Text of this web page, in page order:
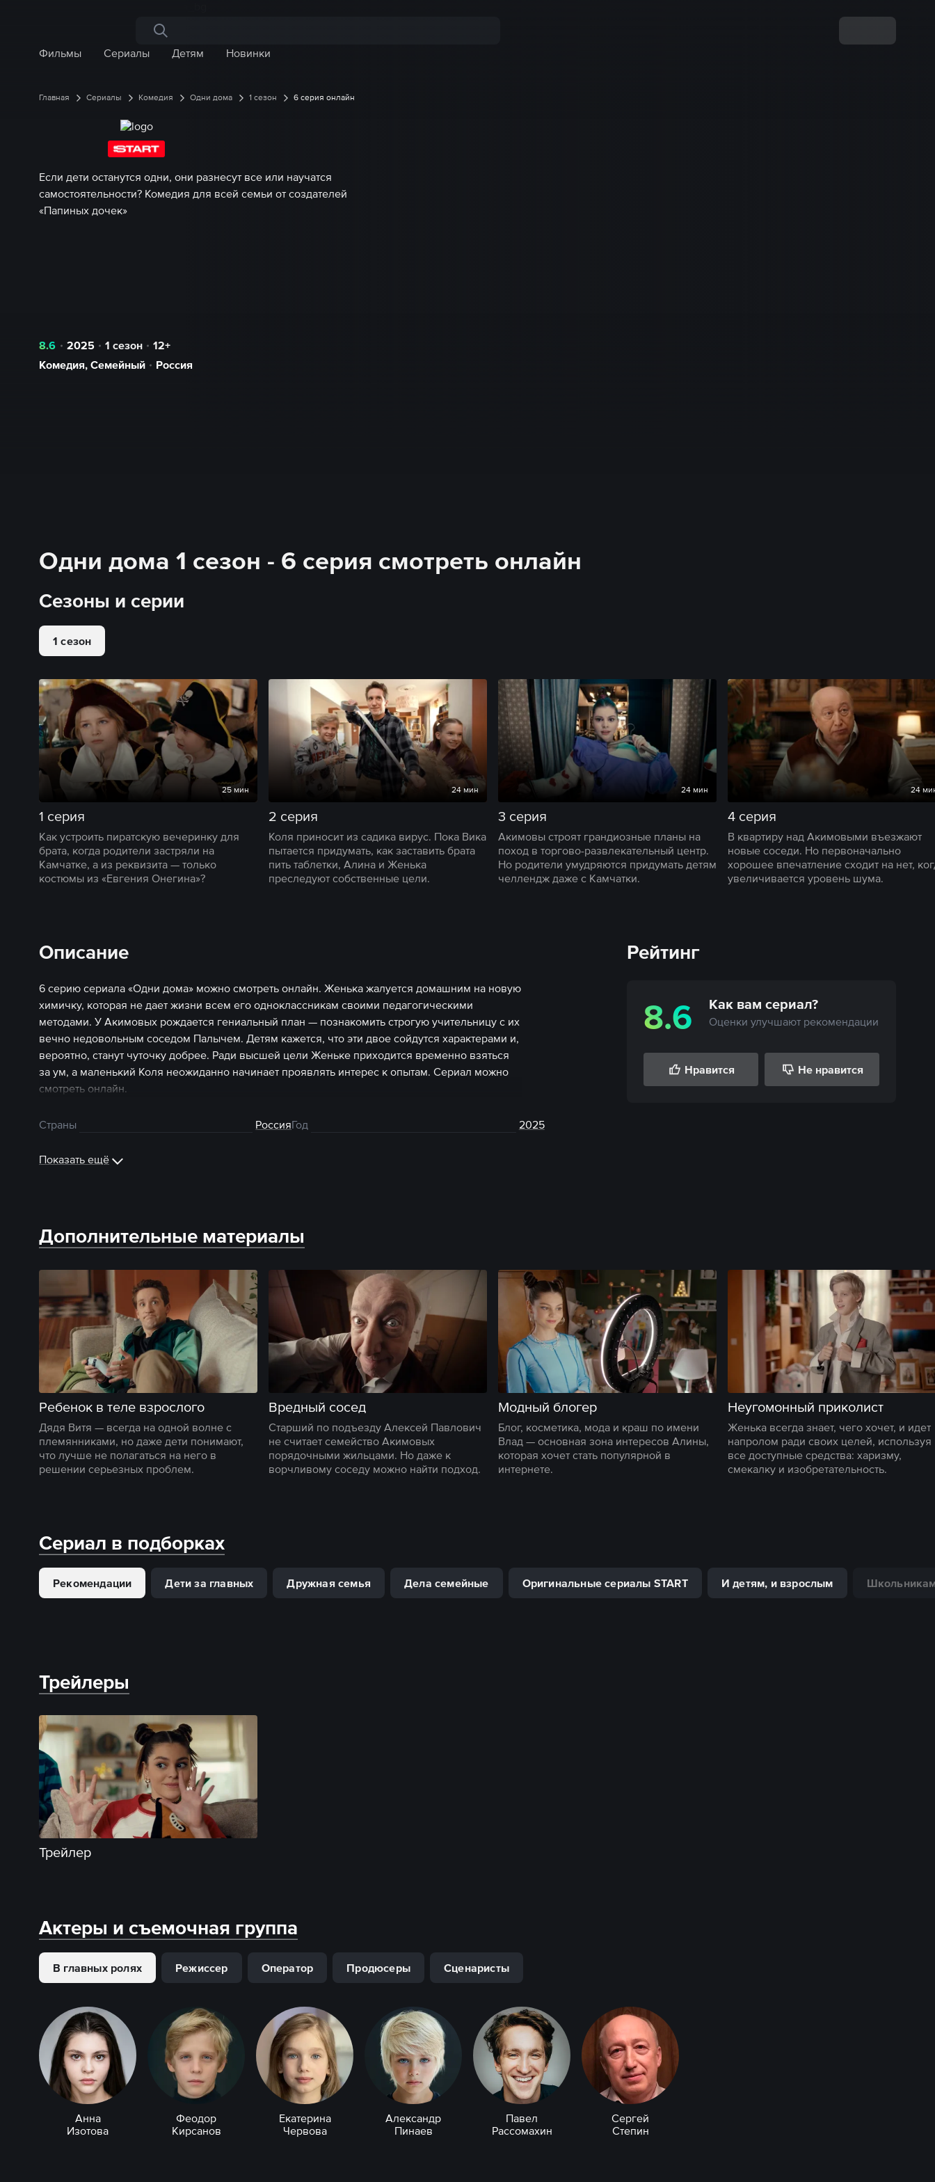
Поиск по сайту
Фильмы
Сериалы Детям Новинки
Главная Сериалы Комедия Одни дома 1 сезон 6 серия онлайн
Если дети останутся одни, они разнесут все или научатся
самостоятельности? Комедия для всей семьи от создателей
«Папиных дочек»
8.6 2025 1 сезон
12+
Комедия, Семейный Россия
Одни дома 1 сезон - 6 серия смотреть онлайн
Сезоны и серии
1 сезон
25 мин
1 серия
Как устроить пиратскую вечеринку для
брата, когда родители застряли на
Камчатке, а из реквизита — только
костюмы из «Евгения Онегина»?
24 мин
2 серия
Коля приносит из садика вирус. Пока Вика
пытается придумать, как заставить брата
пить таблетки, Алина и Женька
преследуют собственные цели.
24 мин
3 серия
Акимовы строят грандиозные планы на
поход в торгово-развлекательный центр.
Но родители умудряются придумать детям
челлендж даже с Камчатки.
24
4 серия
В квартиру над Акимовыми въезжают
новые соседи. Но первоначально
хорошее впечатление сходит на нет,
увеличивается уровень шума.
Описание
6 серию сериала «Одни дома» можно смотреть онлайн. Женька жалуется домашним на новую
химичку, которая не дает жизни всем его одноклассникам своими педагогическими
методами. У Акимовых рождается гениальный план — познакомить строгую учительницу с их
вечно недовольным соседом Палычем. Детям кажется, что эти двое сойдутся характерами и,
вероятно, станут чуточку добрее. Ради высшей цели Женьке приходится временно взяться
за ум, а маленький Коля неожиданно начинает проявлять интерес к опытам. Сериал можно
смотреть онлайн.
Страны РоссияГод 2025
Показать ещё
Рейтинг
8.6 Как вам сериал?
Оценки улучшают рекомендации
Нравится Не нравится
Дополнительные материалы
Ребенок в теле взрослого
Дядя Витя — всегда на одной волне с
племянниками, но даже дети понимают,
что лучше не полагаться на него в
решении серьезных проблем.
Вредный сосед
Старший по подъезду Алексей Павлович
не считает семейство Акимовых
порядочными жильцами. Но даже к
ворчливому соседу можно найти подход.
Модный блогер
Блог, косметика, мода и краш по имени
Влад — основная зона интересов Алины,
которая хочет стать популярной в
интернете.
Неугомонный приколист
Женька всегда знает, чего хочет, и идет
напролом ради своих целей, используя
все доступные средства: харизму,
смекалку и изобретательность.
Сериал в подборках
Рекомендации Дети за главных Дружная семья Дела семейные Оригинальные сериалы START И детям, и взрослым
Трейлеры
Трейлер
Актеры и съемочная группа
В главных ролях Режиссер Оператор Продюсеры Сценаристы
Анна
Изотова
Феодор
Кирсанов
Екатерина
Червова
Александр
Пинаев
Павел
Рассомахин
Сергей
Степин